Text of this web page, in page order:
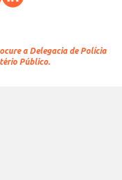
a Delegacia de Polícia
Público.